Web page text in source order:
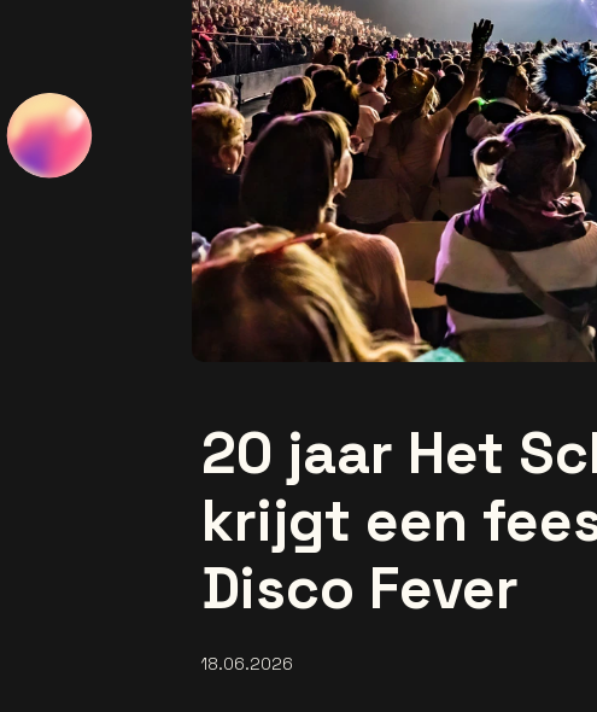
20 jaar Het
krijgt een
Disco Fever
18.06.2026